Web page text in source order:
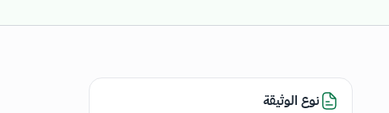
نوع الوثيقة